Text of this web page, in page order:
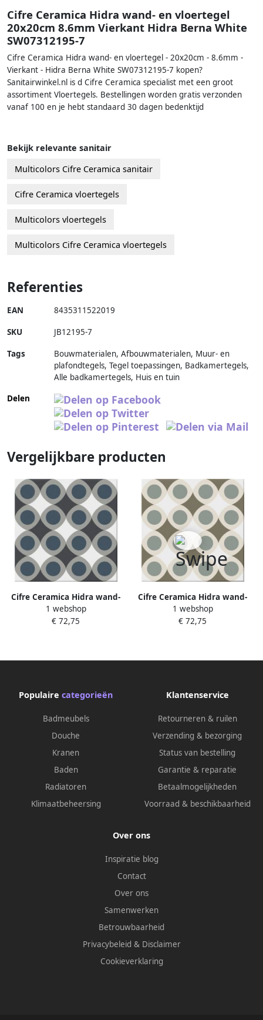
Cifre Ceramica Hidra wand- en vloertegel
20x20cm 8.6mm Vierkant Hidra Berna White
SW07312195-7
Cifre Ceramica Hidra wand- en vloertegel - 20x20cm - 8.6mm -
Vierkant - Hidra Berna White SW07312195-7 kopen?
Sanitairwinkel.nl is d Cifre Ceramica specialist met een groot
assortiment Vloertegels. Bestellingen worden gratis verzonden
vanaf 100 en je hebt standaard 30 dagen bedenktijd
Bekijk relevante sanitair
Multicolors Cifre Ceramica sanitair
Cifre Ceramica vloertegels
Multicolors vloertegels
Multicolors Cifre Ceramica vloertegels
Referenties
EAN 8435311522019
SKU JB12195-7
Tags
Bouwmaterialen, Afbouwmaterialen, Muur- en
plafondtegels, Tegel toepassingen, Badkamertegels,
Alle badkamertegels, Huis en tuin
Delen
Vergelijkbare producten
Cifre Ceramica Hidra wand-
en vloertegel 20x20cm
8.6mm Vierkant Hidra Pop
1 webshop
€ 72,75
Cifre Ceramica Hidra wand-
en vloertegel 20x20cm
8.6mm Vierkant Hidra Pop
1 webshop
€ 72,75
Populaire categorieën
Badmeubels
Douche
Kranen
Baden
Radiatoren
Klimaatbeheersing
Klantenservice
Retourneren & ruilen
Verzending & bezorging
Status van bestelling
Garantie & reparatie
Betaalmogelijkheden
Voorraad & beschikbaarheid
Over ons
Inspiratie blog
Contact
Over ons
Samenwerken
Betrouwbaarheid
Privacybeleid & Disclaimer
Cookieverklaring